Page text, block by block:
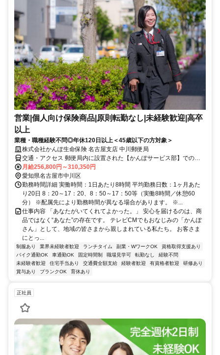
営業|個人向け保険商品|原則転勤なし|未経験歓迎|高卒
以上
業種・職種経験不問◎年休120日以上＜45歳以下の方対象＞
株式会社かんぽ生命保険 名古屋支店 中川郵便局
交通・アクセス 郵便局内に設置された【かんぽサービス部】での勤
務となります
月給256,800円～310,350円
愛知県名古屋市中川区
勤務時間詳細 実働時間：1日あたり8時間 平均勤務日数：1ヶ月あた
り20日 8：20～17：20、8：50～17：50等（実働8時間／休憩60
分） ※配属先により勤務時間が異なる場合があります。 ※...
仕事内容 「あなたがいてくれてよかった。」 安心を届けるのは、商
品ではなく“あなた”の存在です。 テレビCMでもおなじみの「かんぽ
さん」として、地域の皆さまから親しまれている私たち。 お客さま
にとっ...
制服あり 業界未経験者歓迎 ランチタイム 副業・WワークOK
資格取得支援あり
バイク通勤OK
車通勤OK 固定時間制 職場見学可 転勤なし
経験不問
未経験者歓迎
住宅手当あり 交通費全額支給 経験者歓迎 有資格者歓迎
研修あり
賞与あり
ブランクOK 育休あり
正社員